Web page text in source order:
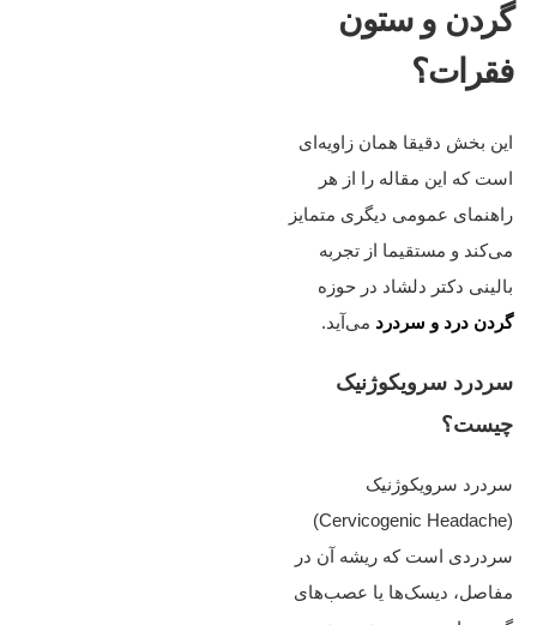
گردن و ستون
فقرات؟
این بخش دقیقا همان زاویه‌ای
است که این مقاله را از هر
راهنمای عمومی دیگری متمایز
می‌کند و مستقیما از تجربه
بالینی دکتر دلشاد در حوزه
گردن درد و سردرد می‌آید.
سردرد سرویکوژنیک
چیست؟
سردرد سرویکوژنیک
(Cervicogenic Headache)
سردردی است که ریشه آن در
مفاصل، دیسک‌ها یا عصب‌های